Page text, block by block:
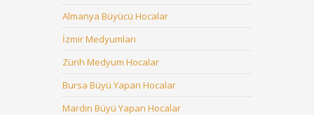
Almanya Büyücü Hocalar
İzmir Medyumları
Zürih Medyum Hocalar
Bursa Büyü Yapan Hocalar
Mardin Büyü Yapan Hocalar